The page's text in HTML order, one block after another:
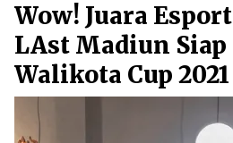
Wow! Juara
LAst Madiun
Walikota Cup 2021